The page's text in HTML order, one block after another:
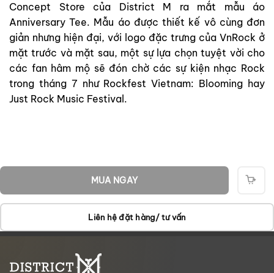
Concept Store của District M ra mắt mẫu áo
Anniversary Tee. Mẫu áo được thiết kế vô cùng đơn
giản nhưng hiện đại, với logo đặc trưng của VnRock ở
mặt trước và mặt sau, một sự lựa chọn tuyệt vời cho
các fan hâm mộ sẽ đón chờ các sự kiện nhạc Rock
trong tháng 7 như Rockfest Vietnam: Blooming hay
Just Rock Music Festival.
MUA NGAY
Liên hệ đặt hàng/ tư vấn